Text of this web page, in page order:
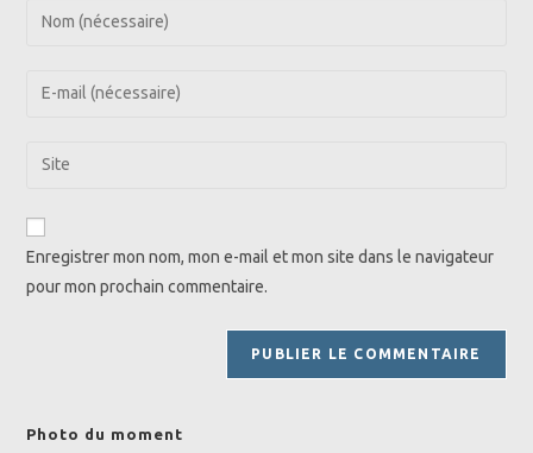
Enter
Enter
address
comment
Saisir
de
Enregistrer mon nom, mon e-mail et mon site dans le navigateur
pour mon prochain commentaire.
Photo du moment